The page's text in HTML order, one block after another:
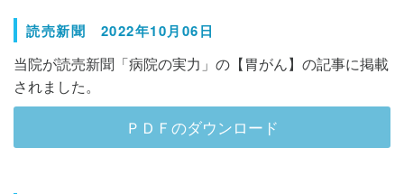
読売新聞 2022年10月06日
当院が読売新聞「病院の実力」の【胃がん】の記事に掲載
されました。
ＰＤＦのダウンロード